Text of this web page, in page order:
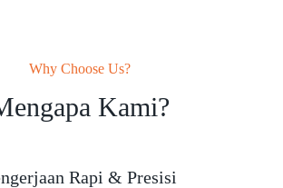
Why Choose Us?
Kami?
Rapi & Presisi